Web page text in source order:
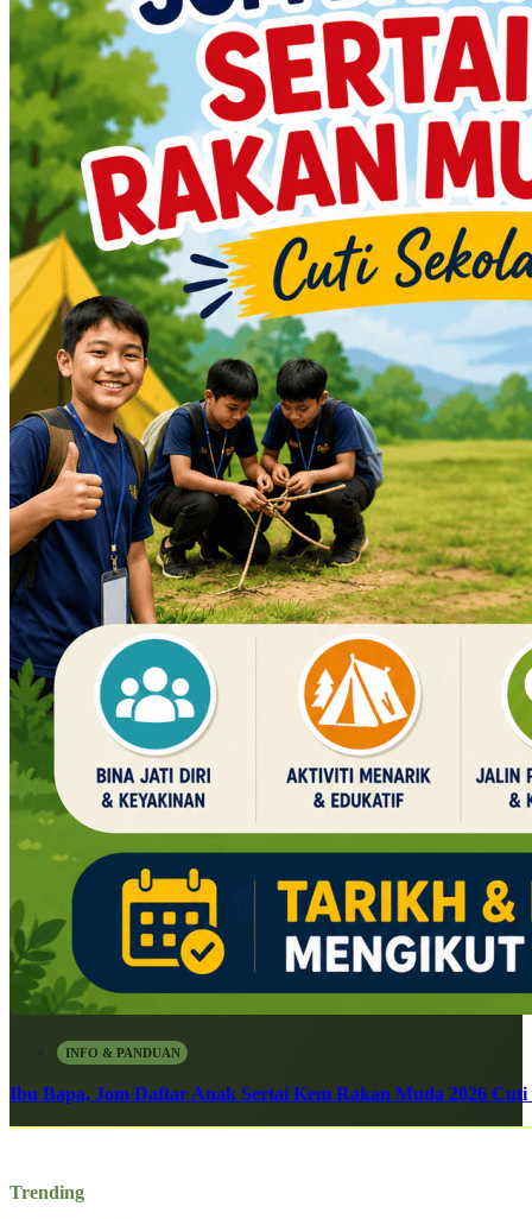
INFO & PANDUAN
Ibu Bapa, Jom Daftar Anak Sertai Kem Rakan Muda 2026
Trending